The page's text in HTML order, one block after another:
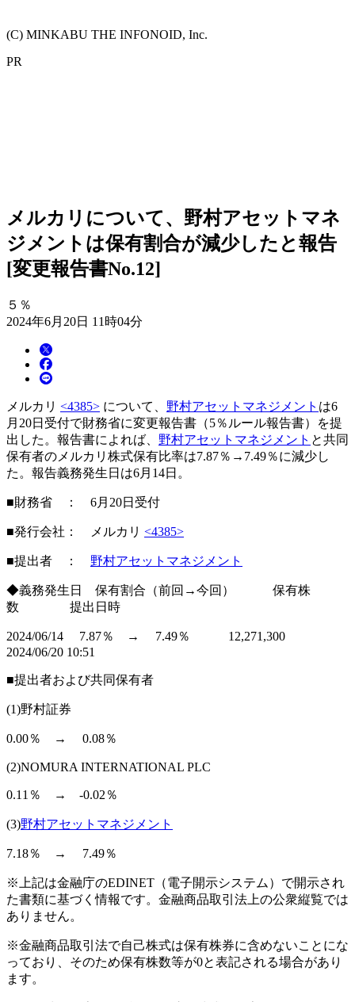
(C) MINKABU THE INFONOID, Inc.
PR
メルカリについて、野村アセットマネ
ジメントは保有割合が減少したと報告
[変更報告書No.12]
５％
2024年6月20日 11時04分
メルカリ <4385> について、 野村アセットマネジメント は6
月20日受付で財務省に変更報告書（5％ルール報告書）を提
出した。報告書によれば、 野村アセットマネジメント と共同
保有者のメルカリ株式保有比率は7.87％→7.49％に減少し
た。報告義務発生日は6月14日。
■財務省 ： 6月20日受付
■発行会社： メルカリ <4385>
■提出者 ： 野村アセットマネジメント
◆義務発生日 保有割合（前回→今回） 保有株
数 提出日時
2024/06/14 7.87％ → 7.49％ 12,271,300
2024/06/20 10:51
■提出者および共同保有者
(1)野村証券
0.00％ → 0.08％
(2)NOMURA INTERNATIONAL PLC
0.11％ → -0.02％
(3)野村アセットマネジメント
7.18％ → 7.49％
※上記は金融庁のEDINET（電子開示システム）で開示され
た書類に基づく情報です。金融商品取引法上の公衆縦覧では
ありません。
※金融商品取引法で自己株式は保有株券に含めないことにな
っており、そのため保有株数等が0と表記される場合があり
ます。